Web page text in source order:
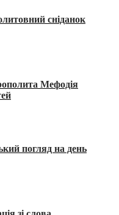
сніданок
Мефодія
погляд на день